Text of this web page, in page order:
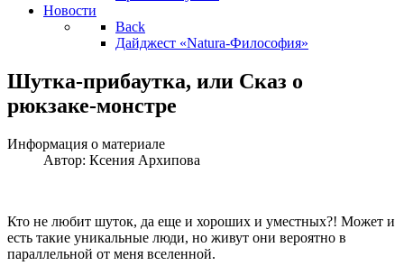
Новости
Back
Дайджест «Natura-Философия»
Шутка-прибаутка, или Сказ о
рюкзаке-монстре
Информация о материале
Автор: Ксения Архипова
Кто не любит шуток, да еще и хороших и уместных?! Может и
есть такие уникальные люди, но живут они вероятно в
параллельной от меня вселенной.